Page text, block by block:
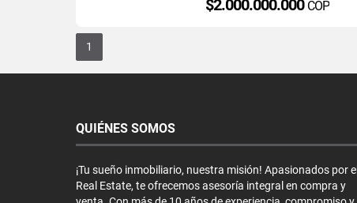
$2.000.000.000 COP
1
QUIÉNES SOMOS
¡Tu sueño inmobiliario, nuestra misión! Apasionados por el
Real Estate, te ofrecemos asesoría integral en compra y